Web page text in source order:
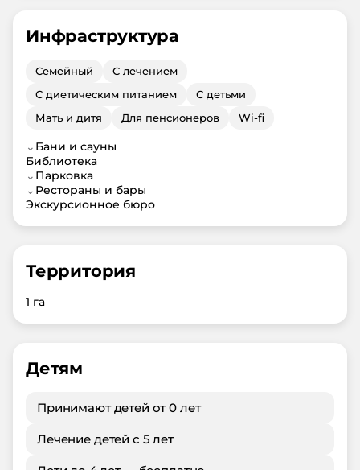
Инфраструктура
Семейный
С лечением
С диетическим питанием
С детьми
Мать и дитя
Для пенсионеров Wi-fi
⌄ Бани и сауны
Библиотека
⌄ Парковка
⌄ Рестораны и бары
Экскурсионное бюро
Территория
1 га
Детям
Принимают детей от 0 лет
Лечение детей с 5 лет